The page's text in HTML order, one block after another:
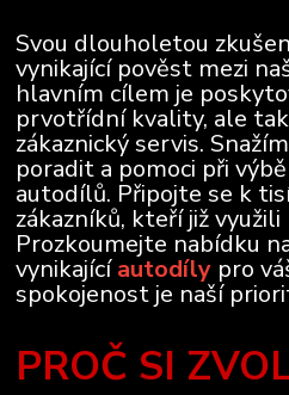
Svou dlouholetou
vynikající pověst mezi
hlavním cílem je
prvotřídní kvality, ale
zákaznický servis.
poradit a pomoci při
autodílů. Připojte se k
zákazníků, kteří již využili
Prozkoumejte nabídku
vynikajícíautodíly pro
spokojenost je naší
PROČ SI